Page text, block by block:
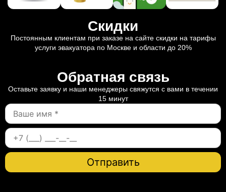
Скидки
Постоянным клиентам при заказе на сайте скидки на тарифы
услуги эвакуатора по Москве и области до 20%
Обратная связь
Оставьте заявку и наши менеджеры свяжутся с вами в течении
15 минут